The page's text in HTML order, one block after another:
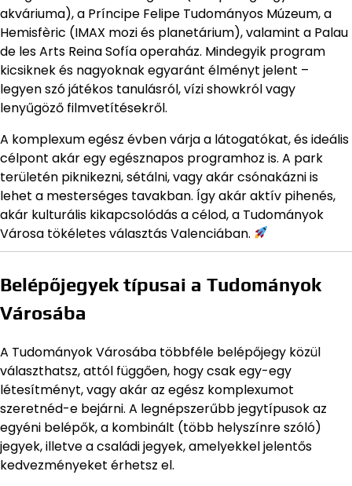
akváriuma), a Príncipe Felipe Tudományos Múzeum, a
Hemisfèric (IMAX mozi és planetárium), valamint a Palau
de les Arts Reina Sofía operaház. Mindegyik program
kicsiknek és nagyoknak egyaránt élményt jelent –
legyen szó játékos tanulásról, vízi showkról vagy
lenyűgöző filmvetítésekről.
A komplexum egész évben várja a látogatókat, és ideális
célpont akár egy egésznapos programhoz is. A park
területén piknikezni, sétálni, vagy akár csónakázni is
lehet a mesterséges tavakban. Így akár aktív pihenés,
akár kulturális kikapcsolódás a célod, a Tudományok
Városa tökéletes választás Valenciában.
Belépőjegyek típusai a Tudományok
Városába
A Tudományok Városába többféle belépőjegy közül
választhatsz, attól függően, hogy csak egy-egy
létesítményt, vagy akár az egész komplexumot
szeretnéd-e bejárni. A legnépszerűbb jegytípusok az
egyéni belépők, a kombinált (több helyszínre szóló)
jegyek, illetve a családi jegyek, amelyekkel jelentős
kedvezményeket érhetsz el.